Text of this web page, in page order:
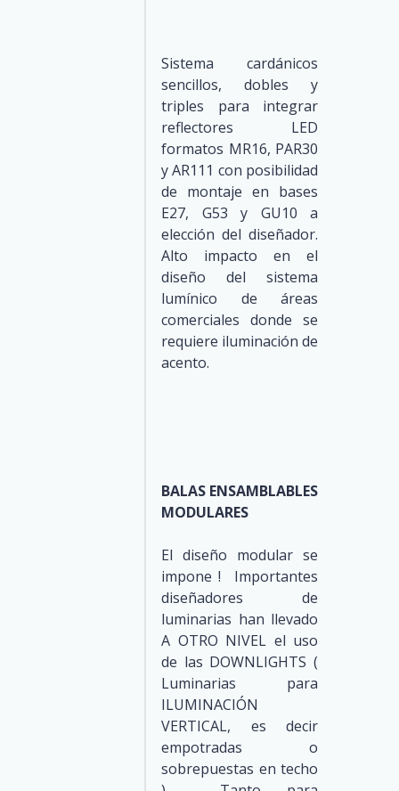
Sistema cardánicos
sencillos, dobles y
triples para integrar
reflectores LED
formatos MR16, PAR30
y AR111 con posibilidad
de montaje en bases
E27, G53 y GU10 a
elección del diseñador.
Alto impacto en el
diseño del sistema
lumínico de áreas
comerciales donde se
requiere iluminación de
acento.
BALAS ENSAMBLABLES
MODULARES
El diseño modular se
impone ! Importantes
diseñadores de
luminarias han llevado
A OTRO NIVEL el uso
de las DOWNLIGHTS (
Luminarias para
ILUMINACIÓN
VERTICAL, es decir
empotradas o
sobrepuestas en techo